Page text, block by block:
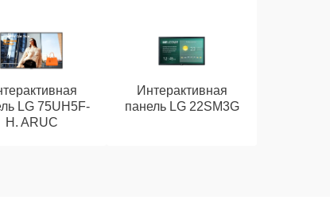
LG 75UH5F-
H. ARUC
Интерактивная
панель LG 22SM3G